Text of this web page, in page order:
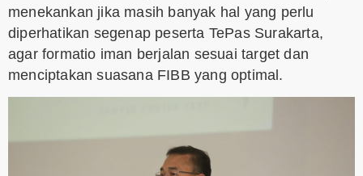
menekankan jika masih banyak hal yang perlu
diperhatikan segenap peserta TePas Surakarta,
agar formatio iman berjalan sesuai target dan
menciptakan suasana FIBB yang optimal.